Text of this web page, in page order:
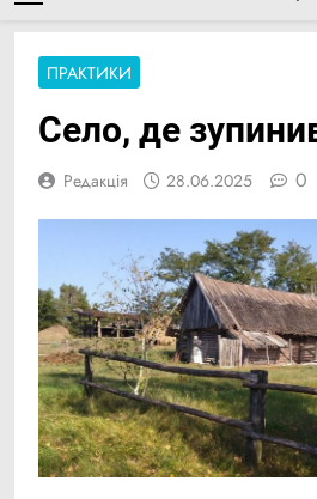
ПРАКТИКИ
Село, де
Редакція 28.06.2025 0